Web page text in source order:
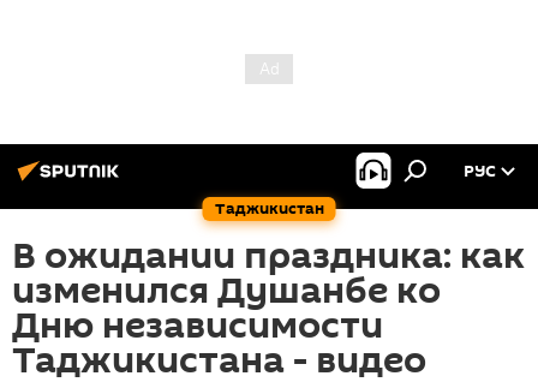
Таджикистан
РУС
В ожидании праздника: как
изменился Душанбе ко
Дню независимости
Таджикистана - видео